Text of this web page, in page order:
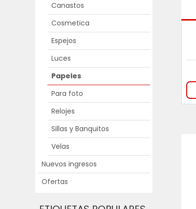
Canastos
Cosmetica
Espejos
Luces
Papeles
Para foto
Relojes
Sillas y Banquitos
Velas
Nuevos ingresos
Ofertas